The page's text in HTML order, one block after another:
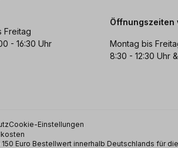
Freitag
- 16:30 Uhr
Öffnungszeiten
Montag bis
8:30 - 12:30 Uhr
Cookie-Einstellungen
Euro Bestellwert innerhalb Deutschlands für